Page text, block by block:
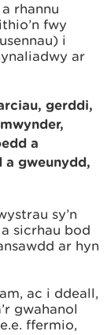
rhannu
fwy
i
ar
gerddi,
a
gweunydd,
sy’n
sicrhau bod
ar hyn
ac i ddeall,
gwahanol
ffermio,